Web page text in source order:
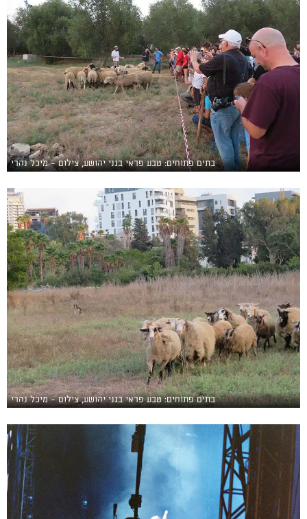
בתים פתוחים: טבע פראי בגני יהושע, צילום - מיכל נהרי
בתים פתוחים: טבע פראי בגני יהושע, צילום - מיכל נהרי